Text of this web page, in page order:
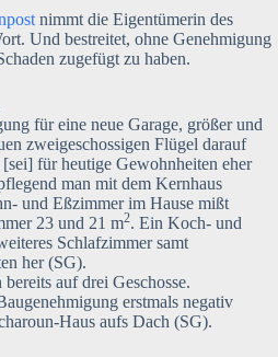
nimmt die Eigentümerin des
Und bestreitet, ohne Genehmigung
zugefügt zu haben.
für eine neue Garage, größer und
zweigeschossigen Flügel darauf
für heutige Gewohnheiten eher
man mit dem Kernhaus
und Eßzimmer im Hause mißt
23 und 21 m2. Ein Koch- und
Schlafzimmer samt
her (SG).
auf drei Geschosse.
erstmals negativ
Haus aufs Dach (SG).